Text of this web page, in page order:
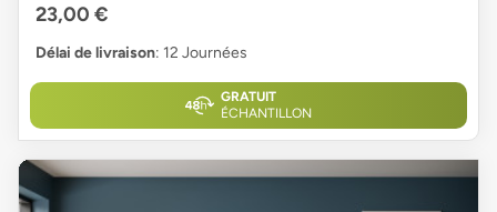
23,00 €
Délai de livraison: 12 Journées
GRATUIT
ÉCHANTILLON